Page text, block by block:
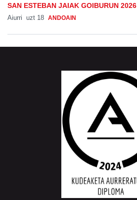
SAN ESTEBAN JAIAK GOIBURUN 2026
Aiurri uzt 18 ANDOAIN